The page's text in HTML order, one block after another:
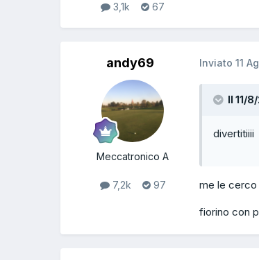
3,1k 67
andy69
Meccatronico A
7,2k 97
Inviato 11
Il 11/
divertitiiii
me le cerco
fiorino con